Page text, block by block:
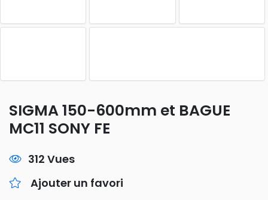
SIGMA 150-600mm et BAGUE
MC11 SONY FE
312 Vues
Ajouter un favori